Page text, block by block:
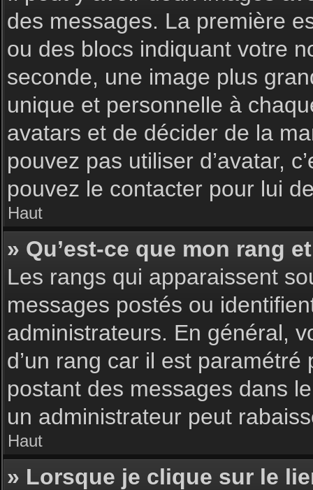
des messages. La première
ou des blocs indiquant votre
seconde, une image plus
unique et personnelle à
avatars et de décider de la
pouvez pas utiliser d’avatar,
pouvez le contacter pour lui
Haut
» Qu’est-ce que mon rang
Les rangs qui apparaissent
messages postés ou
administrateurs. En général,
d’un rang car il est
postant des messages dans
un administrateur peut
Haut
» Lorsque je clique sur le